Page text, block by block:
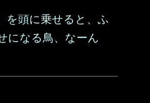
を頭に乗せると、ふ
になる鳥、なーん